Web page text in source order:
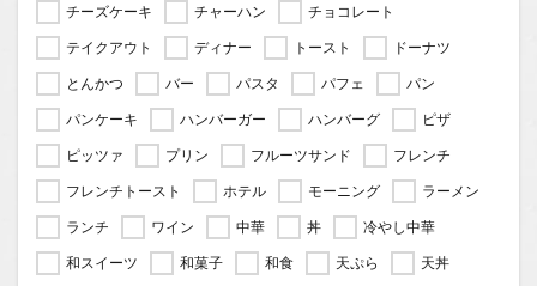
チーズケーキ
チャーハン
チョコレート
テイクアウト
ディナー トースト
ドーナツ
とんかつ
バー パスタ パフェ
パン
パンケーキ
ハンバーガー ハンバーグ
ピザ
ピッツァ
プリン フルーツサンド
フレンチ
フレンチトースト
ホテル モーニング
ラーメン
ランチ
ワイン 中華 丼
冷やし中華
和スイーツ
和菓子 和食 天ぷら
天丼